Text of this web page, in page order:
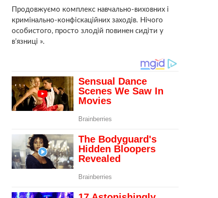
Продовжуємо комплекс навчально-виховних і
кримінально-конфіскаційних заходів. Нічого
особистого, просто злодій повинен сидіти у
в’язниці ».